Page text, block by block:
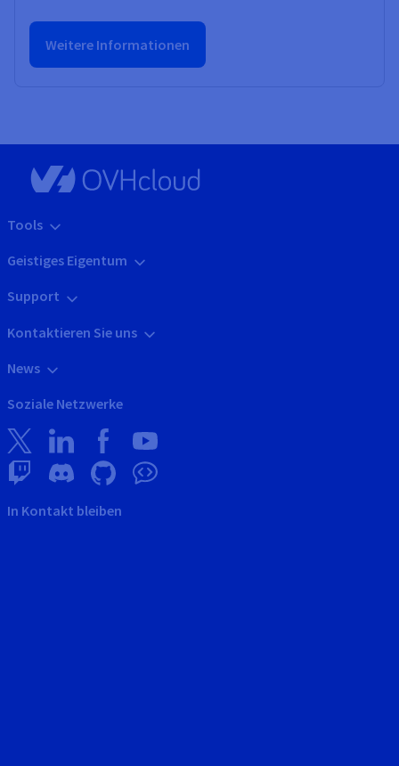
Weitere Informationen
Tools
Geistiges Eigentum
Support
Kontaktieren Sie uns
News
Soziale Netzwerke
In Kontakt bleiben